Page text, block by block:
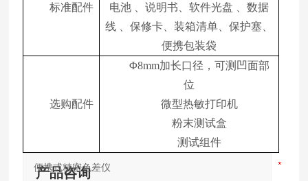
标准配件
电池 、说明书、软件光盘 、数据
线 、保修卡、装箱清单、保护塞、
便携包装袋
选购配件
Φ8mm加长口径，可测凹面部
位
微型热敏打印机
粉末测试盒
测试组件
产品咨询